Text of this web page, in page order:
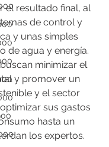
el resultado final, al
de control y
y unas simples
de agua y energía.
minimizar el
y promover un
y el sector
sus gastos
hasta un
los expertos.